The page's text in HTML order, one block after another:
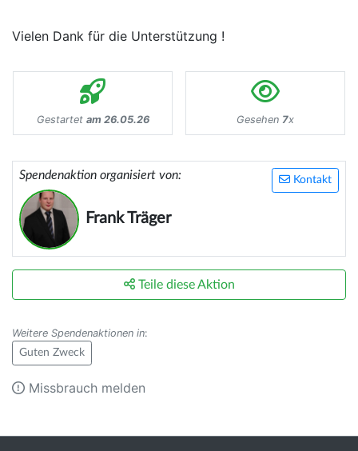
Vielen Dank für die Unterstützung !
Gestartet am 26.05.26 Gesehen 7x
Kontakt
Spendenaktion organisiert von:
Frank Träger
Teile diese Aktion
Weitere Spendenaktionen in:
Guten Zweck
Missbrauch melden